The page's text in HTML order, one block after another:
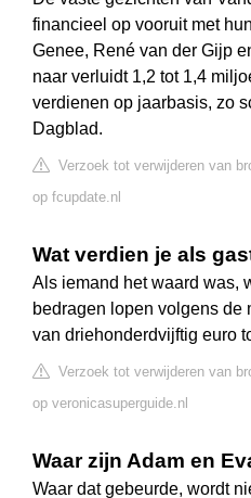
financieel op vooruit met
Genee, René van der Gijp
naar verluidt 1,2 tot 1,4
verdienen op jaarbasis, zo
Dagblad.
Verzoek tot verwijderen van
op fcupdate.nl
Wat verdien je als
Als iemand het waard was,
bedragen lopen volgens de
van driehonderdvijftig euro
Verzoek tot verwijderen van
op veronicasuperguide.nl
Waar zijn Adam en
Waar dat gebeurde, wordt